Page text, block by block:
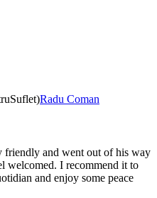
Radu Coman
friendly and went out of his way
welcomed. I recommend it to
and enjoy some peace